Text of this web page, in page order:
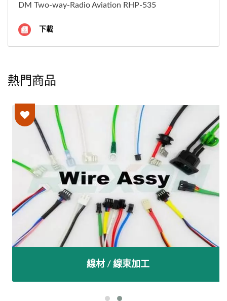
DM Two-way-Radio Aviation RHP-535
下載
熱門商品
線材 / 線束加工